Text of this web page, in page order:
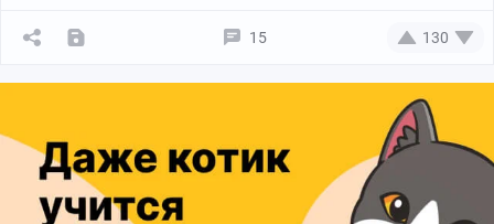
15 130